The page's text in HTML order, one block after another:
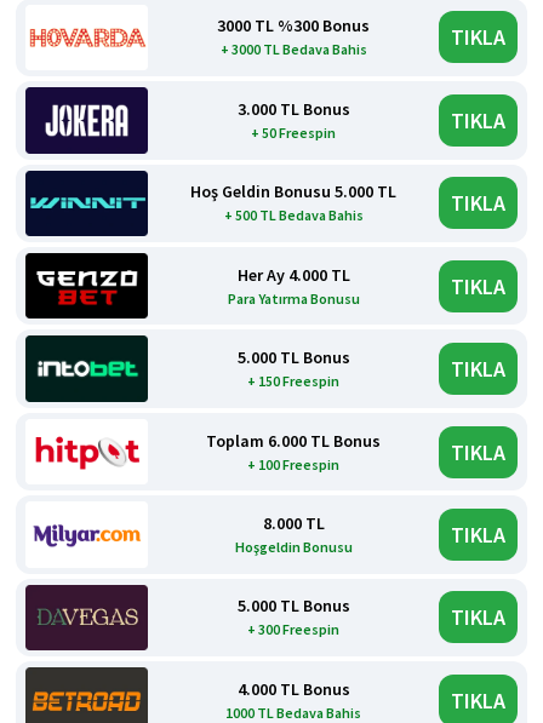
3000 TL %300 Bonus
+ 3000 TL Bedava Bahis TIKLA
3.000 TL Bonus
+ 50 Freespin TIKLA
Hoş Geldin Bonusu 5.000 TL
+ 500 TL Bedava Bahis TIKLA
Her Ay 4.000 TL
Para Yatırma Bonusu TIKLA
5.000 TL Bonus
+ 150 Freespin TIKLA
Toplam 6.000 TL Bonus
+ 100 Freespin TIKLA
8.000 TL
Hoşgeldin Bonusu TIKLA
5.000 TL Bonus
+ 300 Freespin TIKLA
4.000 TL Bonus
1000 TL Bedava Bahis TIKLA